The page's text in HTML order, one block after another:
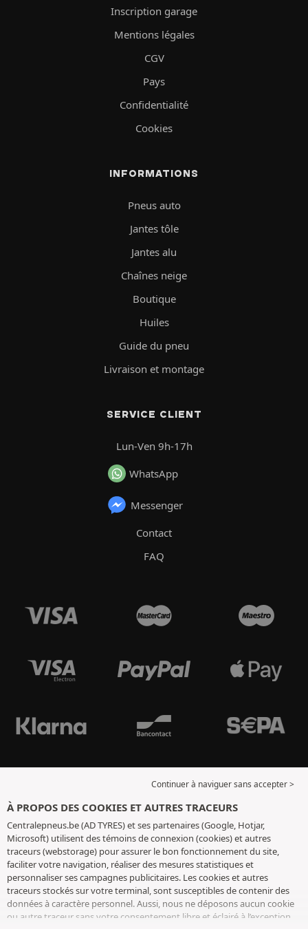
Inscription garage
Mentions légales
CGV
Pays
Confidentialité
Cookies
INFORMATIONS
Pneus auto
Jantes tôle
Jantes alu
Chaînes neige
Boutique
Huiles
Guide du pneu
Livraison et montage
SERVICE CLIENT
Lun-Ven 9h-17h
WhatsApp
Messenger
Contact
FAQ
Continuer à naviguer sans accepter >
À PROPOS DES COOKIES ET AUTRES TRACEURS
Centralepneus.be (AD TYRES) et ses partenaires (Google, Hotjar,
Microsoft) utilisent des témoins de connexion (cookies) et autres
traceurs (webstorage) pour assurer le bon fonctionnement du site,
faciliter votre navigation, réaliser des mesures statistiques et
personnaliser ses campagnes publicitaires. Les cookies et autres
traceurs stockés sur votre terminal, sont susceptibles de contenir des
données à caractère personnel. Aussi, nous ne déposons aucun cookie
ou autre traceur sans votre consentement libre et éclairé à l’exception